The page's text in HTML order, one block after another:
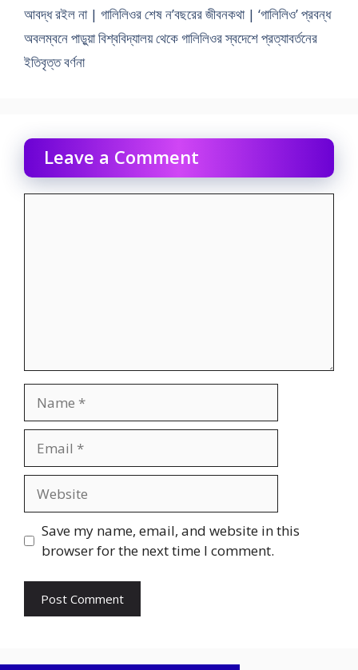
আবদ্ধ রইল না | গালিলিওর শেষ ন’বছরের জীবনকথা | ‘গালিলিও’ প্রবন্ধ
অবলম্বনে পাড়ুয়া বিশ্ববিদ্যালয় থেকে গালিলিওর স্বদেশে প্রত্যাবর্তনের
ইতিবৃত্ত বর্ণনা
Leave a Comment
Save my name, email, and website in this
browser for the next time I comment.